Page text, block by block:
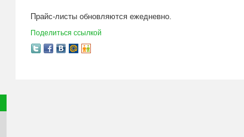
Прайс-листы обновляются ежедневно.
Поделиться ссылкой